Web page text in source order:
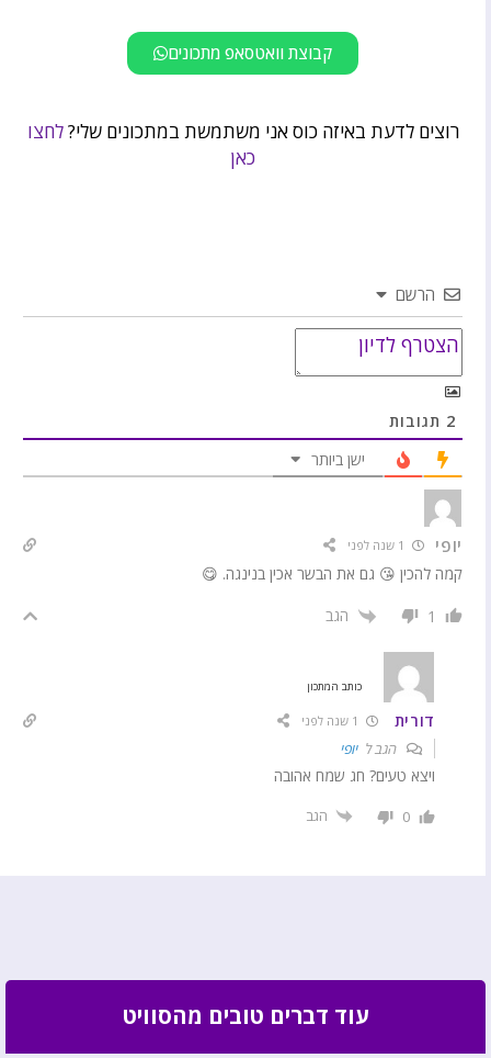
קבוצת וואטסאפ מתכונים
רוצים לדעת באיזה כוס אני משתמשת במתכונים שלי?לחצו
כאן
הרשם
2 תגובות
ישן ביותר
יופי
קמה להכין 😘 גם את הבשר אכין בנינגה. 😋
1 הגב
כותב המתכון
דורית
הגב ל יופי
ויצא טעים? חג שמח אהובה
0 הגב
עוד דברים טובים מהסוויט